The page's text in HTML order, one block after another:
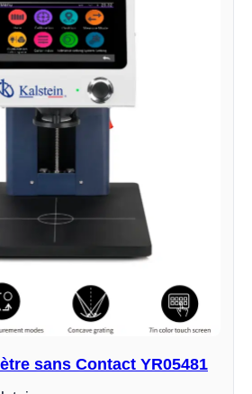
sans Contact YR05481